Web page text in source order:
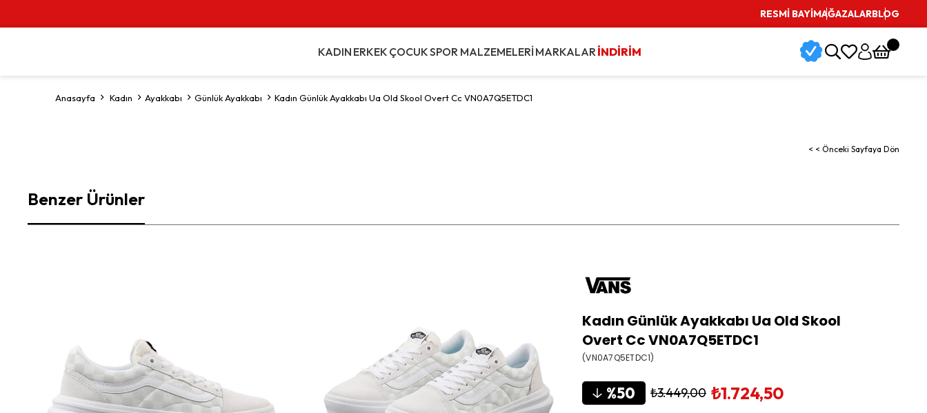
RESMİ BAYİMAĞAZALARBLOG
KADIN ERKEK ÇOCUKSPOR MALZEMELERİ MARKALARİNDİRİM
Anasayfa Kadın Ayakkabı Günlük Ayakkabı Kadın Günlük Ayakkabı Ua Old Skool Overt Cc VN0A7Q5ETDC1
< < Önceki Sayfaya Dön
Benzer Ürünler
Kadın Günlük Ayakkabı Ua Old Skool
Overt Cc VN0A7Q5ETDC1
(VN0A7Q5ETDC1)
50 ₺3.449,00 ₺1.724,50